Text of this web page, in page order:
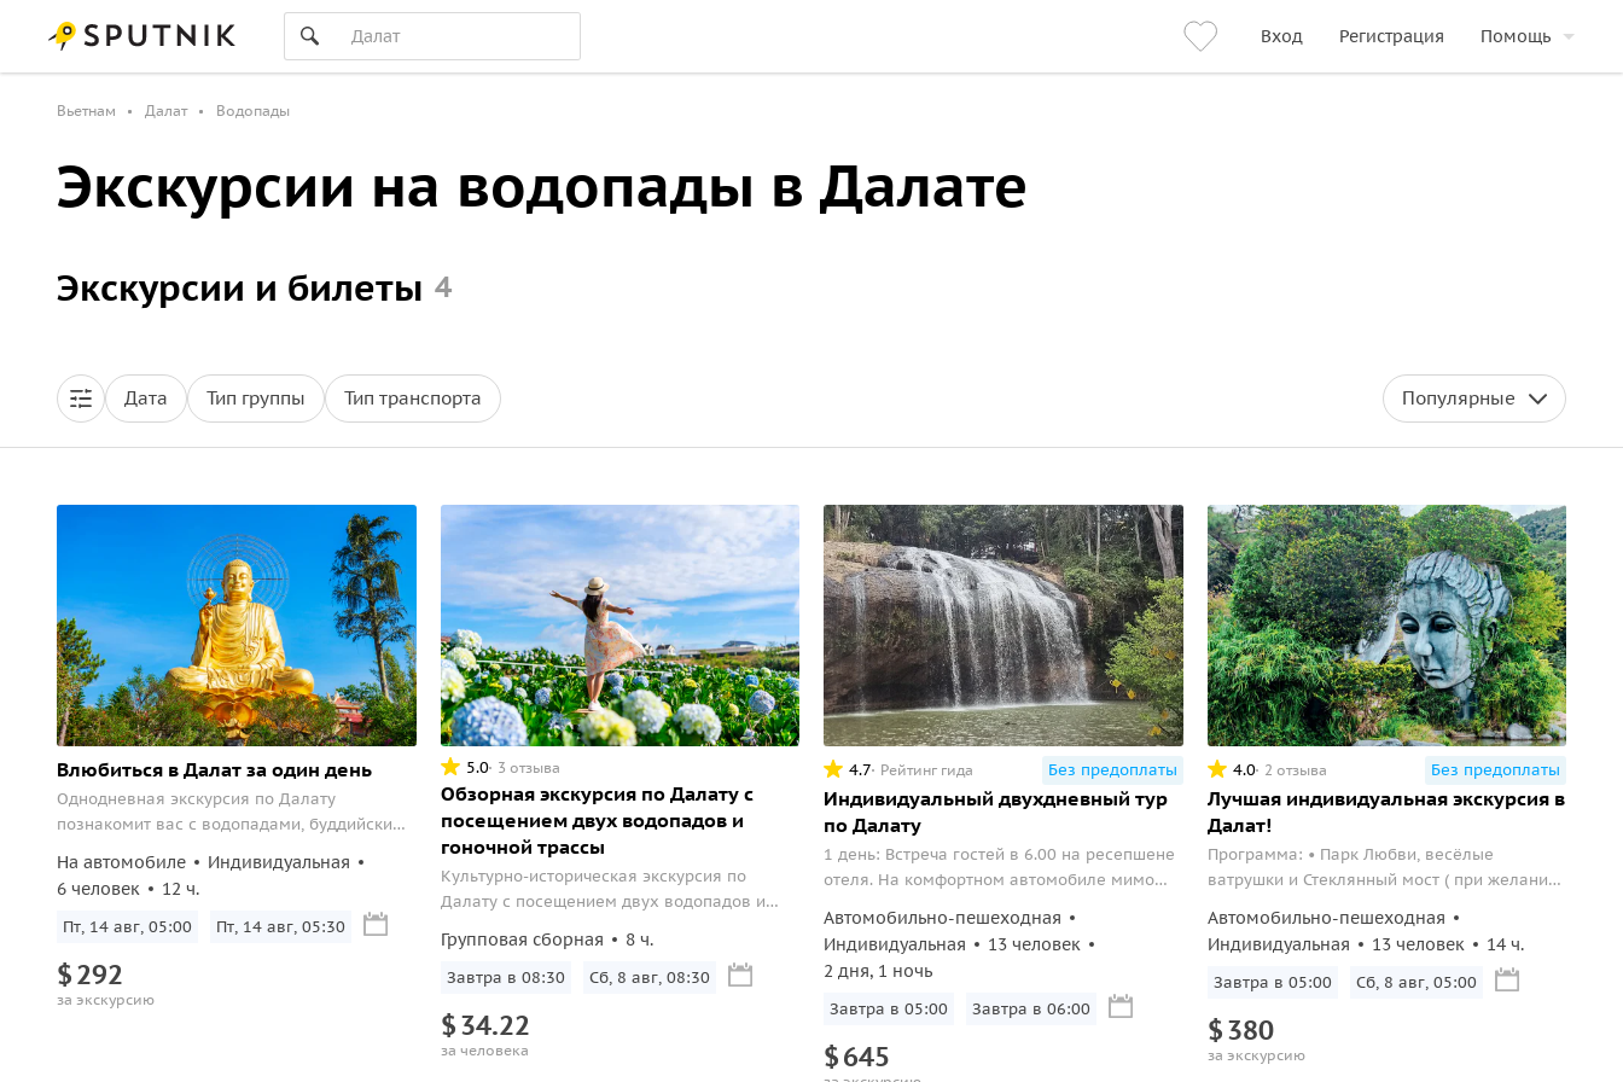
Вход Регистрация Помощь
Вьетнам Далат Водопады
Экскурсии на водопады в Далате
Экскурсии и билеты 4
Дата Тип группы Тип транспорта Популярные
Влюбиться в Далат за один день
Однодневная экскурсия по Далату
познакомит вас с водопадами, буддийскими
самыми атмосферными местами горного
курорта
На автомобиле
Индивидуальная
6 человек
12 ч.
Пт, 14 авг, 05:00 Пт, 14 авг, 05:30
$292
за экскурсию
5.0 3 отзыва
Обзорная экскурсия по Далату с
посещением двух водопадов и
гоночной трассы
Культурно-историческая экскурсия по
Далату с посещением двух водопадов и
Групповая сборная 8 ч.
Завтра в 08:30 Сб, 8 авг, 08:30
$34.22
за человека
4.7 Рейтинг гида Без предоплаты
Индивидуальный двухдневный тур
по Далату
1 день: Встреча гостей в 6.00 на ресепшене
отеля. На комфортном автомобиле мимо
Автомобильно-пешеходная
Индивидуальная
13 человек
2 дня, 1 ночь
Завтра в 05:00 Завтра в 06:00
$645
4.0 2 отзыва Без предоплаты
Лучшая индивидуальная экскурсия в
Далат!
Программа: • Парк Любви, весёлые
ватрушки и Стеклянный мост ( при желании
самостоятельно туристом) • Кофешоп с
дегустацией артишока и кофе Арабика. •
"Сумасшедший дом" Крейзи Хаус • Два
Электросани, Кинг Конг на Водопаде...
Автомобильно-пешеходная
Индивидуальная
13 человек 14 ч.
Завтра в 05:00 Сб, 8 авг, 05:00
$380
за экскурсию